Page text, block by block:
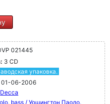
021445
3 CD
упаковка.
01-06-2006
Decca
bass / Уошингтон Паоло,